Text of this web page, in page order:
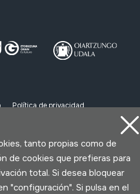
Política de privacidad
por Lotura
tanto propias como de
de cookies que prefieras para
total. Si desea bloquear
"configuración". Si pulsa en el